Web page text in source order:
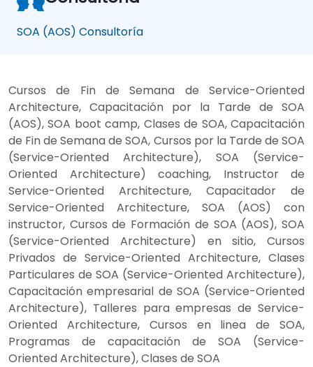
SOA (AOS) Consultoría
Cursos de Fin de Semana de Service-Oriented
Architecture, Capacitación por la Tarde de SOA
(AOS), SOA boot camp, Clases de SOA, Capacitación
de Fin de Semana de SOA, Cursos por la Tarde de SOA
(Service-Oriented Architecture), SOA (Service-
Oriented Architecture) coaching, Instructor de
Service-Oriented Architecture, Capacitador de
Service-Oriented Architecture, SOA (AOS) con
instructor, Cursos de Formación de SOA (AOS), SOA
(Service-Oriented Architecture) en sitio, Cursos
Privados de Service-Oriented Architecture, Clases
Particulares de SOA (Service-Oriented Architecture),
Capacitación empresarial de SOA (Service-Oriented
Architecture), Talleres para empresas de Service-
Oriented Architecture, Cursos en linea de SOA,
Programas de capacitación de SOA (Service-
Oriented Architecture), Clases de SOA